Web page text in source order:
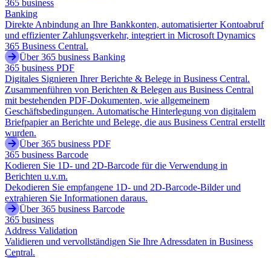
365 business
Banking
Direkte Anbindung an Ihre Bankkonten, automatisierter Kontoabruf
und effizienter Zahlungsverkehr, integriert in Microsoft Dynamics
365 Business Central.
Über 365 business Banking
365 business PDF
Digitales Signieren Ihrer Berichte & Belege in Business Central.
Zusammenführen von Berichten & Belegen aus Business Central
mit bestehenden PDF-Dokumenten, wie allgemeinem
Geschäftsbedingungen. Automatische Hinterlegung von digitalem
Briefpapier an Berichte und Belege, die aus Business Central erstellt
wurden.
Über 365 business PDF
365 business Barcode
Kodieren Sie 1D- und 2D-Barcode für die Verwendung in
Berichten u.v.m.
Dekodieren Sie empfangene 1D- und 2D-Barcode-Bilder und
extrahieren Sie Informationen daraus.
Über 365 business Barcode
365 business
Address Validation
Validieren und vervollständigen Sie Ihre Adressdaten in Business
Central.